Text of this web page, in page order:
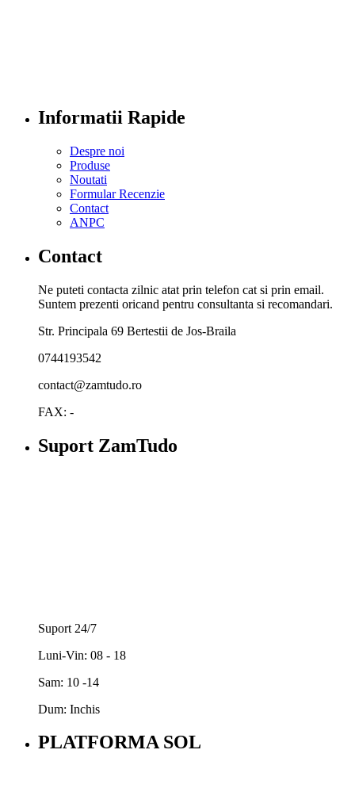
Informatii Rapide
Despre noi
Produse
Noutati
Formular Recenzie
Contact
ANPC
Contact
Ne puteti contacta zilnic atat prin telefon cat si prin email.
Suntem prezenti oricand pentru consultanta si recomandari.
Str. Principala 69 Bertestii de Jos-Braila
0744193542
contact@zamtudo.ro
FAX: -
Suport ZamTudo
Suport 24/7
Luni-Vin: 08 - 18
Sam: 10 -14
Dum: Inchis
PLATFORMA SOL